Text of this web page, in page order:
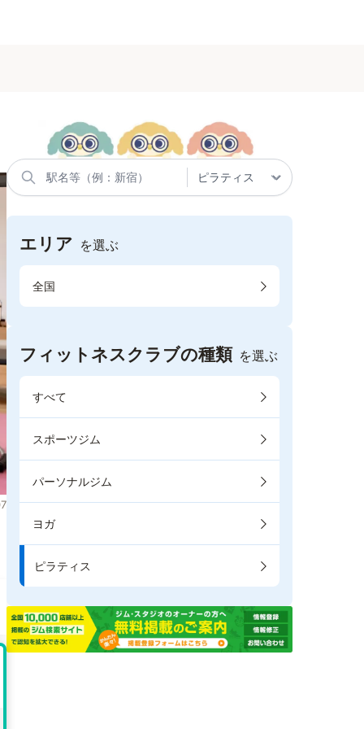
エリア を選ぶ
全国
フィットネスクラブの種類 を選ぶ
すべて
スポーツジム
パーソナルジム
ヨガ
ピラティス